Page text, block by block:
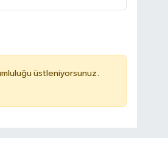
üstleniyorsunuz.